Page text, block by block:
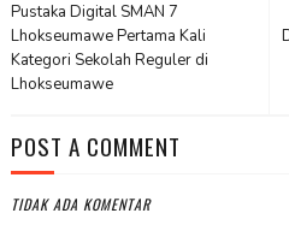
Pustaka Digital SMAN 7
Lhokseumawe Pertama Kali
Kategori Sekolah Reguler di
Lhokseumawe
POST A COMMENT
TIDAK ADA KOMENTAR